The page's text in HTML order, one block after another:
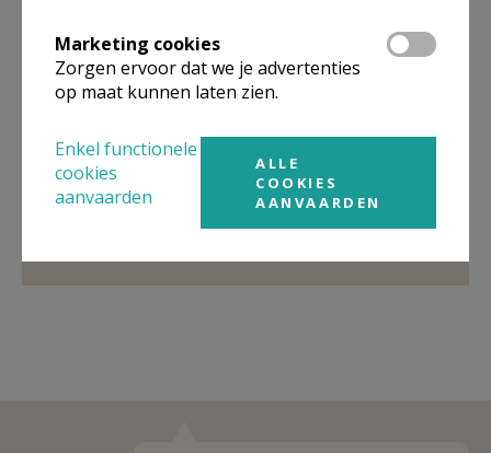
Organisatiestructuur
gegevens van andere organisaties op het boven-,
onderliggende of gelijke niveau.
Behoort totFederatie Antwerpen-Noord
Marketing cookies
Zorgen ervoor dat we je advertenties
op maat kunnen laten zien.
Enkel functionele
cookies
aanvaarden
ALLE
COOKIES
AANVAARDEN